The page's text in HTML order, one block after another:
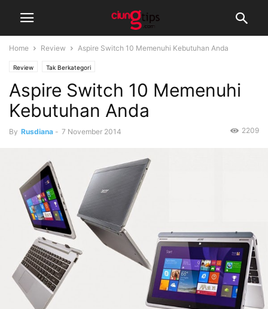
Home Review Aspire Switch 10 Memenuhi Kebutuhan Anda
Review Tak Berkategori
Aspire Switch 10 Memenuhi
Kebutuhan Anda
By Rusdiana - 7 November 2014 2209